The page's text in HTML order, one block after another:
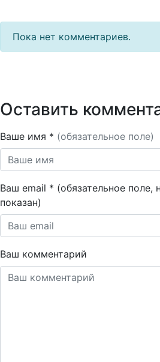
Пока нет комментариев.
Оставить
Ваше имя * (обязательное поле)
Ваш email * (обязательное поле,
показан)
Ваш комментарий